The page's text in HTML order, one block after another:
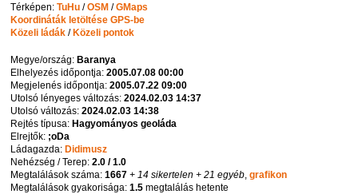
Térképen:TuHu /OSM /GMaps
Koordináták letöltése GPS-be
Közeli ládák /Közeli pontok
Megye/ország:Baranya
Elhelyezés időpontja:2005.07.08 00:00
Megjelenés időpontja:2005.07.22 09:00
Utolsó lényeges változás:2024.02.03 14:37
Utolsó változás:2024.02.03 14:38
Rejtés típusa:Hagyományos geoláda
Elrejtők: ;oDa
Ládagazda:Didimusz
Nehézség / Terep:2.0 / 1.0
Megtalálások száma:1667 + 14 sikertelen + 21 egyéb ,grafikon
Megtalálások gyakorisága:1.5 megtalálás hetente